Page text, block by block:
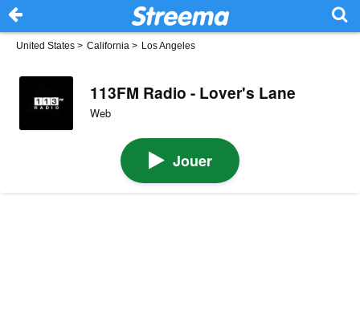
United States > California > Los Angeles
113FM Radio - Lover's Lane
Web
Jouer